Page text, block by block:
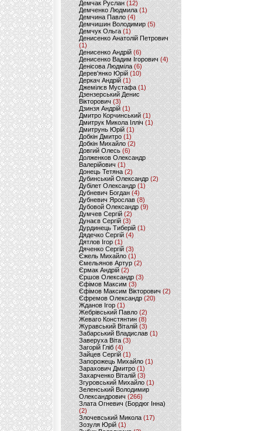
Демчак Руслан (12)
Демченко Людмила (1)
Демчина Павло (4)
Демчишин Володимир (5)
Демчук Ольга(1)
Денисенко Анатолій Петрович
(1)
Денисенко Андрій (6)
Денисенко Вадим Ігорович (4)
Денісова Людміла(6)
Дерев'янко Юрій(10)
Деркач Андрій(1)
Джемілєв Мустафа (1)
Дзензерський Денис
Вікторович (3)
Дзинзя Андрій (1)
Дмитро Корчинський (1)
Дмитрук Микола Ілліч (1)
Дмитрунь Юрій (1)
Добкін Дмитро(1)
Добкін Михайло (2)
Довгий Олесь (6)
Долженков Олександр
Валерійович (1)
Донець Тетяна (2)
Дубинський Олександр(2)
Дубілет Олександр (1)
Дубневич Богдан (4)
Дубневич Ярослав (8)
Дубовой Олександр(9)
Думчев Сергій (2)
Дунаєв Сергій(3)
Дурдинець Тиберій (1)
Дядечко Сергій (4)
Дятлов Ігор (1)
Дяченко Сергій (3)
Єжель Михайло (1)
Ємельянов Артур (2)
Єрмак Андрій (2)
Єршов Олександр (3)
Єфімов Максим (3)
Єфімов Максим Вікторович (2)
Єфремов Олександр (20)
Жданов Ігор (1)
Жебрівський Павло (2)
Жеваго Констянтин (8)
Журавський Віталій (3)
Забарський Владислав (1)
Заверуха Віта (3)
Загорій Гліб (4)
Зайцев Сергій(1)
Запорожець Михайло (1)
Зарахович Дмитро (1)
Захарченко Віталій (3)
Згуровський Михайло (1)
Зеленський Володимир
Олександрович (266)
Злата Огневич (Бордюг Інна)
(2)
Злочевський Микола(17)
Зозуля Юрій (1)